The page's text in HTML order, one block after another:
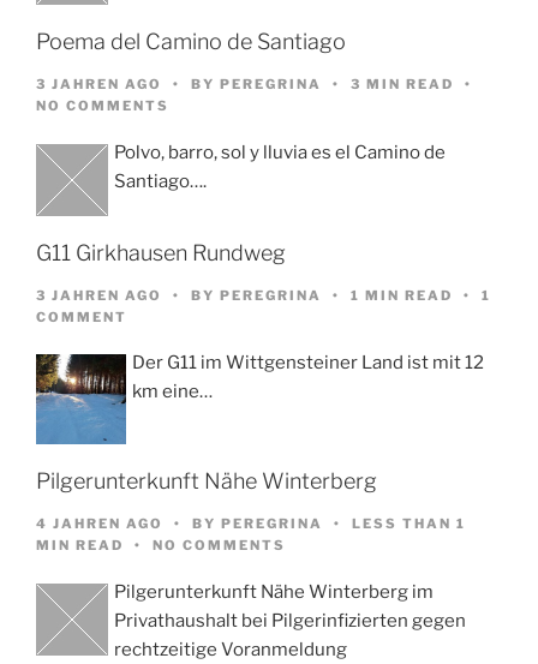
Poema del Camino de Santiago
3 JAHREN AGO BY PEREGRINA
3 MIN READ
NO COMMENTS
Polvo, barro, sol y lluvia es el Camino de
Santiago….
G11 Girkhausen Rundweg
3 JAHREN AGO BY PEREGRINA 1 MIN READ
1
COMMENT
Der G11 im Wittgensteiner Land ist mit 12
km eine…
Pilgerunterkunft Nähe Winterberg
4 JAHREN AGO BY PEREGRINA
LESS THAN 1
MIN READ
NO COMMENTS
Pilgerunterkunft Nähe Winterberg im
Privathaushalt bei Pilgerinfizierten gegen
rechtzeitige Voranmeldung